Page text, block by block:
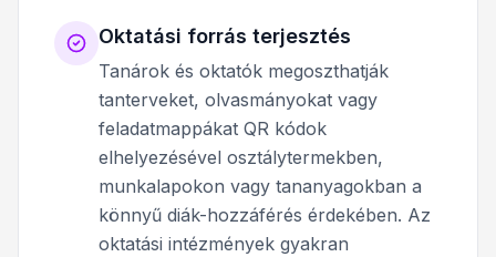
Oktatási forrás terjesztés
Tanárok és oktatók megoszthatják
tanterveket, olvasmányokat vagy
feladatmappákat QR kódok
elhelyezésével osztálytermekben,
munkalapokon vagy tananyagokban a
könnyű diák-hozzáférés érdekében. Az
oktatási intézmények gyakran